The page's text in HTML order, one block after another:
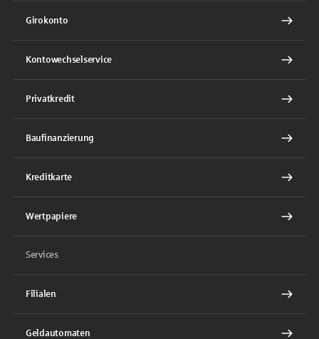
Girokonto
Kontowechselservice
Privatkredit
Baufinanzierung
Kreditkarte
Wertpapiere
Services
Filialen
Geldautomaten